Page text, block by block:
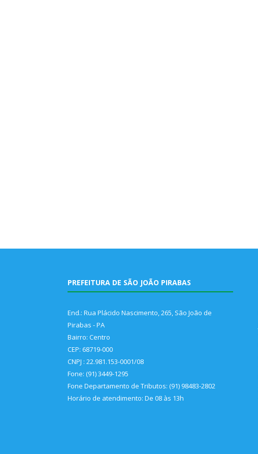
PREFEITURA DE SÃO JOÃO PIRABAS
End.: Rua Plácido Nascimento, 265, São João de
Pirabas - PA
Bairro: Centro
CEP: 68719-000
CNPJ : 22.981.153-0001/08
Fone: (91) 3449-1295
Fone Departamento de Tributos: (91) 98483-2802
Horário de atendimento: De 08 às 13h